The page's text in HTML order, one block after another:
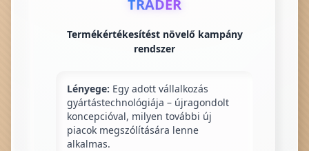
TRADER
Termékértékesítést növelő kampány
rendszer
Lényege: Egy adott vállalkozás
gyártástechnológiája – újragondolt
koncepcióval, milyen további új
piacok megszólítására lenne
alkalmas.